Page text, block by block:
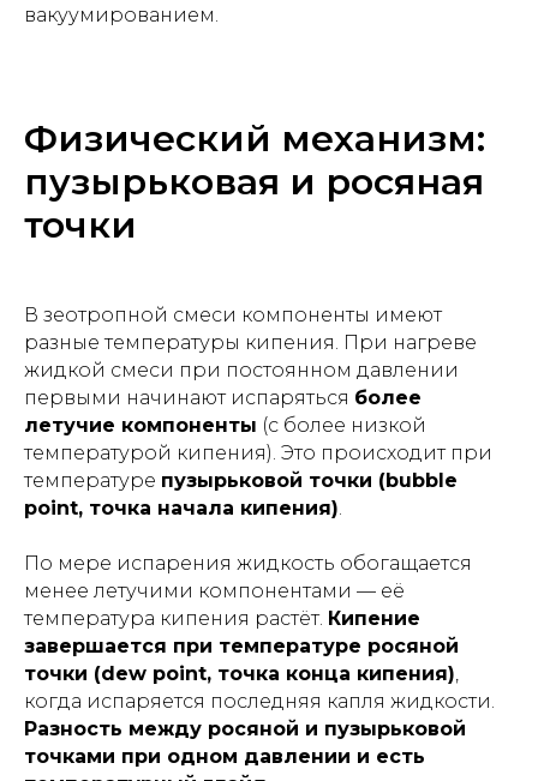
вакуумированием.
Физический механизм:
пузырьковая и росяная
точки
В зеотропной смеси компоненты имеют
разные температуры кипения. При нагреве
жидкой смеси при постоянном давлении
первыми начинают испаряться более
летучие компоненты (с более низкой
температурой кипения). Это происходит при
температуре пузырьковой точки (bubble
point, точка начала кипения).
По мере испарения жидкость обогащается
менее летучими компонентами — её
температура кипения растёт. Кипение
завершается при температуре росяной
точки (dew point, точка конца кипения),
когда испаряется последняя капля жидкости.
Разность между росяной и пузырьковой
точками при одном давлении и есть